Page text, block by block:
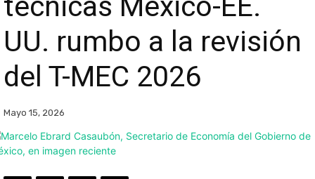
UU. rumbo a la revisión
del T-MEC 2026
Mayo 15, 2026